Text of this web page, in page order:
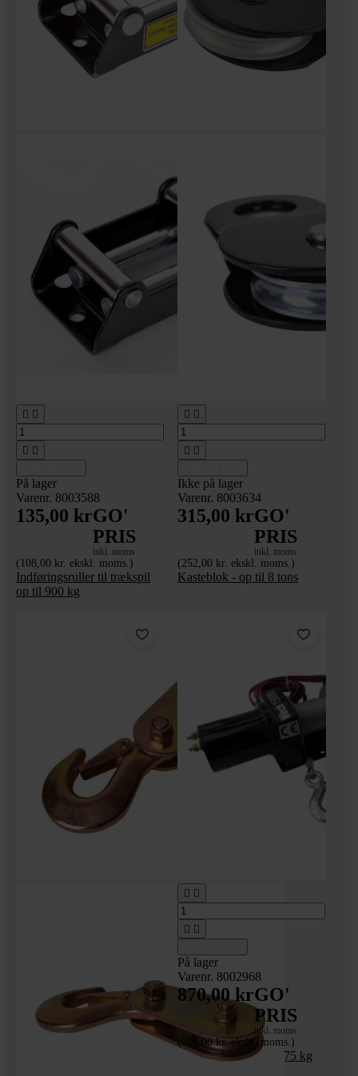
 
 
På lager
Varenr. 8003588
135,00 krGO'
PRIS
inkl. moms
(108,00 kr. ekskl. moms.)
Indføringsruller til trækspil
op til 900 kg
 
 
Ikke på lager
Varenr. 8003634
315,00 krGO'
PRIS
inkl. moms
(252,00 kr. ekskl. moms.)
Kasteblok - op til 8 tons
 
 
På lager
Varenr. 8002968
870,00 krGO'
PRIS
inkl. moms
(696,00 kr. ekskl. moms.)
Trækspil - 12 volt - 675 kg